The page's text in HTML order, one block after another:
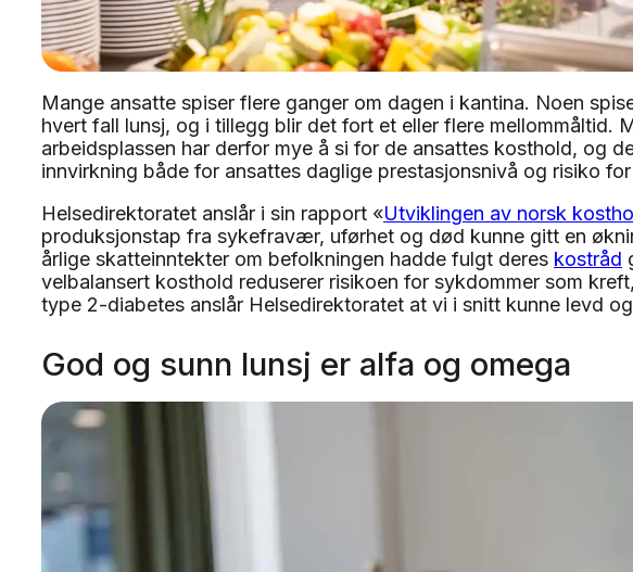
Mange ansatte spiser flere ganger om dagen i kantina. Noen
hvert fall lunsj, og i tillegg blir det fort et eller flere mellommåltid.
arbeidsplassen har derfor mye å si for de ansattes kosthold, og
innvirkning både for ansattes daglige prestasjonsnivå og risiko
Helsedirektoratet anslår i sin rapport «Utviklingen av norsk
produksjonstap fra sykefravær, uførhet og død kunne gitt en
årlige skatteinntekter om befolkningen hadde fulgt deres kostråd
velbalansert kosthold reduserer risikoen for sykdommer som
type 2-diabetes anslår Helsedirektoratet at vi i snitt kunne levd
God og sunn lunsj er alfa og omega